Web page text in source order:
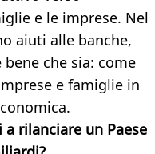
e le imprese. Nel
aiuti alle banche,
che sia: come
e famiglie in
rilanciare un Paese